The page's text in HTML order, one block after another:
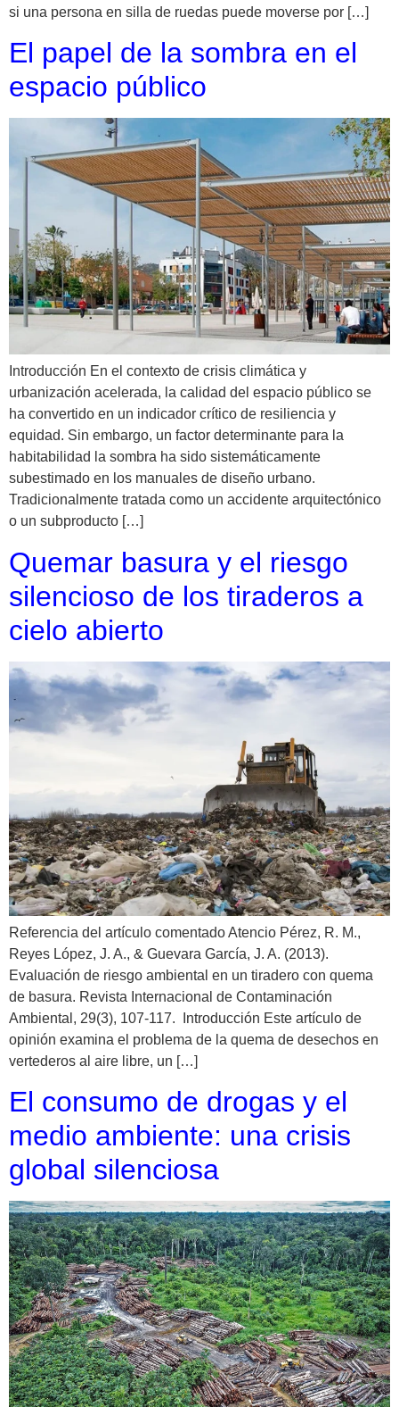
si una persona en silla de ruedas puede moverse por […]
El papel de la sombra en el
espacio público
Introducción En el contexto de crisis climática y
urbanización acelerada, la calidad del espacio público se
ha convertido en un indicador crítico de resiliencia y
equidad. Sin embargo, un factor determinante para la
habitabilidad la sombra ha sido sistemáticamente
subestimado en los manuales de diseño urbano.
Tradicionalmente tratada como un accidente arquitectónico
o un subproducto […]
Quemar basura y el riesgo
silencioso de los tiraderos a
cielo abierto
Referencia del artículo comentado Atencio Pérez, R. M.,
Reyes López, J. A., & Guevara García, J. A. (2013).
Evaluación de riesgo ambiental en un tiradero con quema
de basura. Revista Internacional de Contaminación
Ambiental, 29(3), 107-117. Introducción Este artículo de
opinión examina el problema de la quema de desechos en
vertederos al aire libre, un […]
El consumo de drogas y el
medio ambiente: una crisis
global silenciosa